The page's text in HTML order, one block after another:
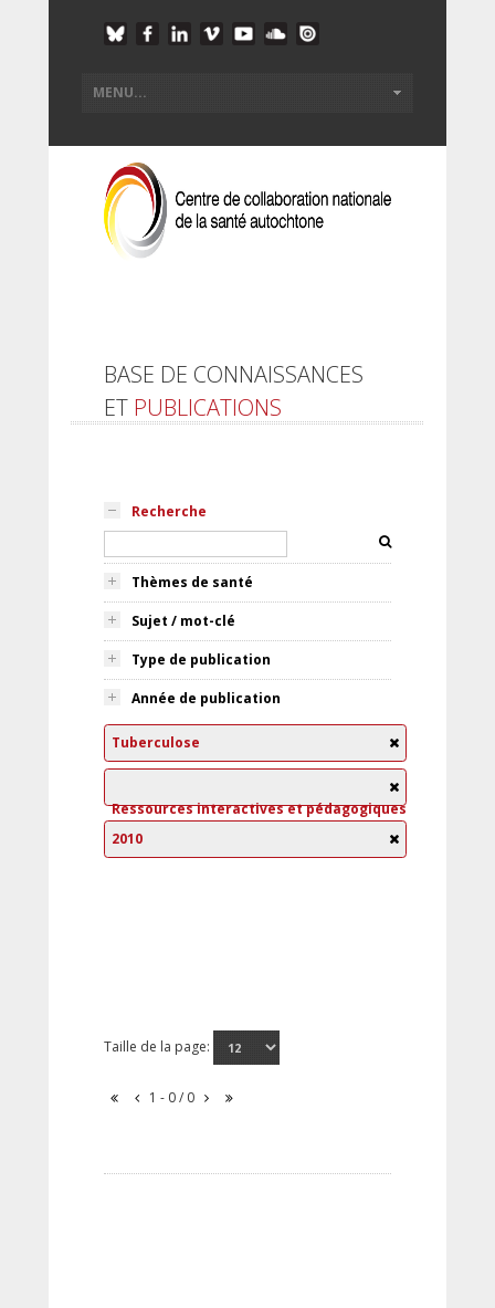
BASE DE CONNAISSANCES
ET PUBLICATIONS
Recherche
Thèmes de santé
Sujet / mot-clé
Type de publication
Année de publication
Tuberculose
Ressources interactives et pédagogiques
2010
Taille de la page:
1 - 0 / 0